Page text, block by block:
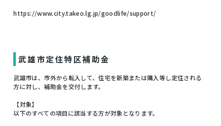
https://www.city.takeo.lg.jp/goodlife/support/
武雄市定住特区補助金
武雄市は、市外から転入して、住宅を新築または購入等し定住される
方に対し、補助金を交付します。
【対象】
以下のすべての項目に該当する方が対象となります。